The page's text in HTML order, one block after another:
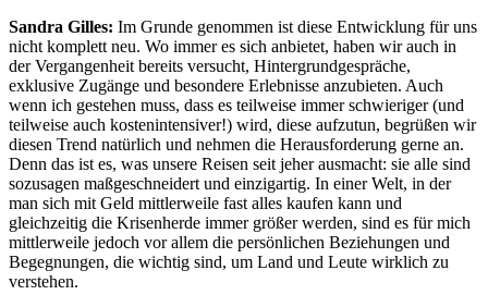
Sandra Gilles: Im Grunde genommen ist diese Entwicklung für uns
nicht komplett neu. Wo immer es sich anbietet, haben wir auch in
der Vergangenheit bereits versucht, Hintergrundgespräche,
exklusive Zugänge und besondere Erlebnisse anzubieten. Auch
wenn ich gestehen muss, dass es teilweise immer schwieriger (und
teilweise auch kostenintensiver!) wird, diese aufzutun, begrüßen wir
diesen Trend natürlich und nehmen die Herausforderung gerne an.
Denn das ist es, was unsere Reisen seit jeher ausmacht: sie alle sind
sozusagen maßgeschneidert und einzigartig. In einer Welt, in der
man sich mit Geld mittlerweile fast alles kaufen kann und
gleichzeitig die Krisenherde immer größer werden, sind es für mich
mittlerweile jedoch vor allem die persönlichen Beziehungen und
Begegnungen, die wichtig sind, um Land und Leute wirklich zu
verstehen.